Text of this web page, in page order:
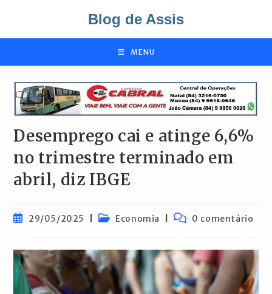
o
Blog de Assis
MENU
Desemprego cai e atinge 6,6%
no trimestre terminado em
abril, diz IBGE
Post29/05/2025
Categoria
Economia
Comentários
0 comentário